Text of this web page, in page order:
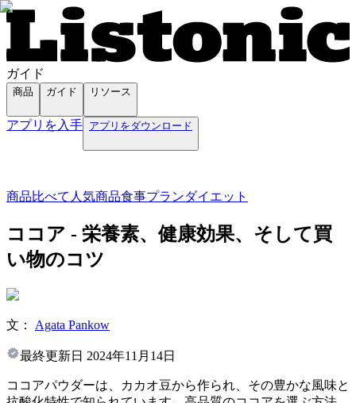
ガイド
商品 ガイド リソース
アプリを入手 アプリをダウンロード
商品比べて 人気商品食事プランダイエット
ココア - 栄養素、健康効果、そして買
い物のコツ
文： Agata Pankow
最終更新日 2024年11月14日
ココアパウダーは、カカオ豆から作られ、その豊かな風味と